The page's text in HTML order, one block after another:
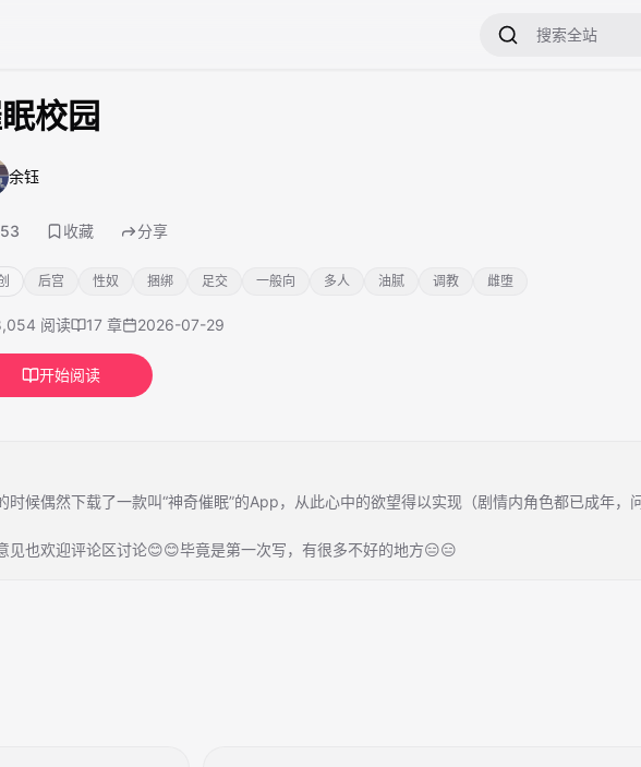
校园
余钰
53 收藏 分享
后宫 性奴 捆绑 足交 一般向 多人 油腻 调教 雌堕
阅读 17 章 2026-07-29
开始阅读
候偶然下载了一款叫“神奇催眠”的App，从此心中的欲望得以实现（剧情内角色都已成年，
见也欢迎评论区讨论😊😊毕竟是第一次写，有很多不好的地方😑😑